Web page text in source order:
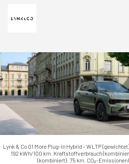
Lynk & Co 01 More Plug-in Hybrid - WLTP
192 kWh/100 km. Kraftstoffverbrauch
(kombiniert): 75 km. CO₂-